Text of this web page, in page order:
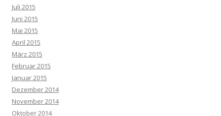
Juli 2015
Juni 2015
Mai 2015
April 2015
März 2015
Februar 2015
Januar 2015
Dezember 2014
November 2014
Oktober 2014